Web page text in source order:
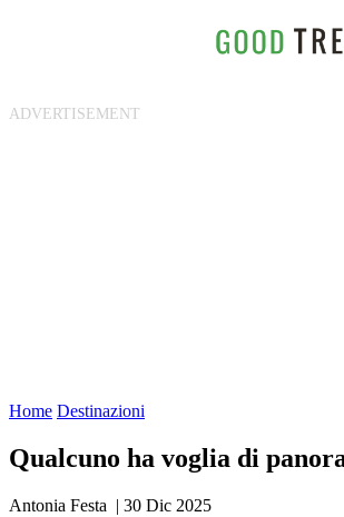
Home Destinazioni
Qualcuno ha voglia di
Antonia Festa | 30 Dic 2025